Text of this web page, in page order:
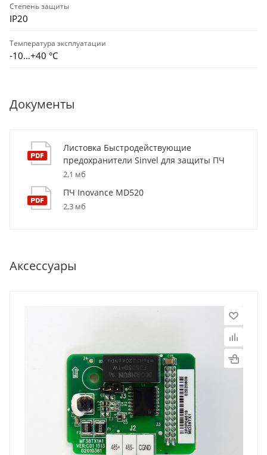
Степень защиты
IP20
Температура эксплуатации
-10…+40 °С
Документы
Листовка Быстродействующие
предохранители Sinvel для защиты ПЧ
2,1 мб
ПЧ Inovance MD520
2,3 мб
Аксессуары